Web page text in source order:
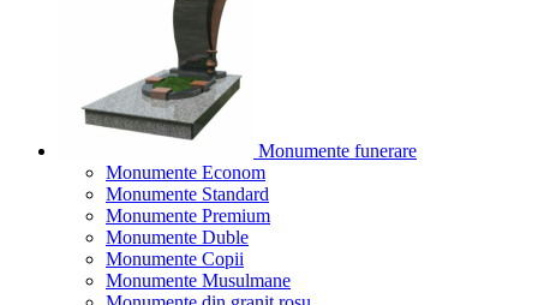
Monumente funerare
Monumente Econom
Monumente Standard
Monumente Premium
Monumente Duble
Monumente Copii
Monumente Musulmane